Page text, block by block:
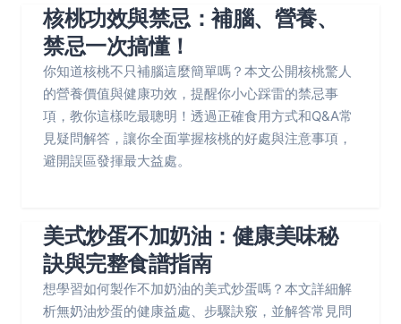
核桃功效與禁忌：補腦、營養、
禁忌一次搞懂！
你知道核桃不只補腦這麼簡單嗎？本文公開核桃驚人
的營養價值與健康功效，提醒你小心踩雷的禁忌事
項，教你這樣吃最聰明！透過正確食用方式和Q&A常
見疑問解答，讓你全面掌握核桃的好處與注意事項，
避開誤區發揮最大益處。
美式炒蛋不加奶油：健康美味秘
訣與完整食譜指南
想學習如何製作不加奶油的美式炒蛋嗎？本文詳細解
析無奶油炒蛋的健康益處、步驟訣竅，並解答常見問